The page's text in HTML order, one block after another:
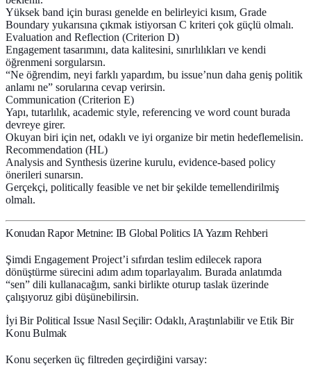
Yüksek band için burası genelde en belirleyici kısım, Grade
Boundary yukarısına çıkmak istiyorsan C kriteri çok güçlü olmalı.
Evaluation and Reflection (Criterion D)
Engagement tasarımını, data kalitesini, sınırlılıkları ve kendi
öğrenmeni sorgularsın.
“Ne öğrendim, neyi farklı yapardım, bu issue’nun daha geniş politik
anlamı ne” sorularına cevap verirsin.
Communication (Criterion E)
Yapı, tutarlılık, academic style, referencing ve word count burada
devreye girer.
Okuyan biri için net, odaklı ve iyi organize bir metin hedeflemelisin.
Recommendation (HL)
Analysis and Synthesis üzerine kurulu, evidence-based policy
önerileri sunarsın.
Gerçekçi, politically feasible ve net bir şekilde temellendirilmiş
olmalı.
Konudan Rapor Metnine: IB Global Politics IA Yazım Rehberi
Şimdi Engagement Project’i sıfırdan teslim edilecek rapora
dönüştürme sürecini adım adım toparlayalım. Burada anlatımda
“sen” dili kullanacağım, sanki birlikte oturup taslak üzerinde
çalışıyoruz gibi düşünebilirsin.
İyi Bir Political Issue Nasıl Seçilir: Odaklı, Araştırılabilir ve Etik Bir
Konu Bulmak
Konu seçerken üç filtreden geçirdiğini varsay: